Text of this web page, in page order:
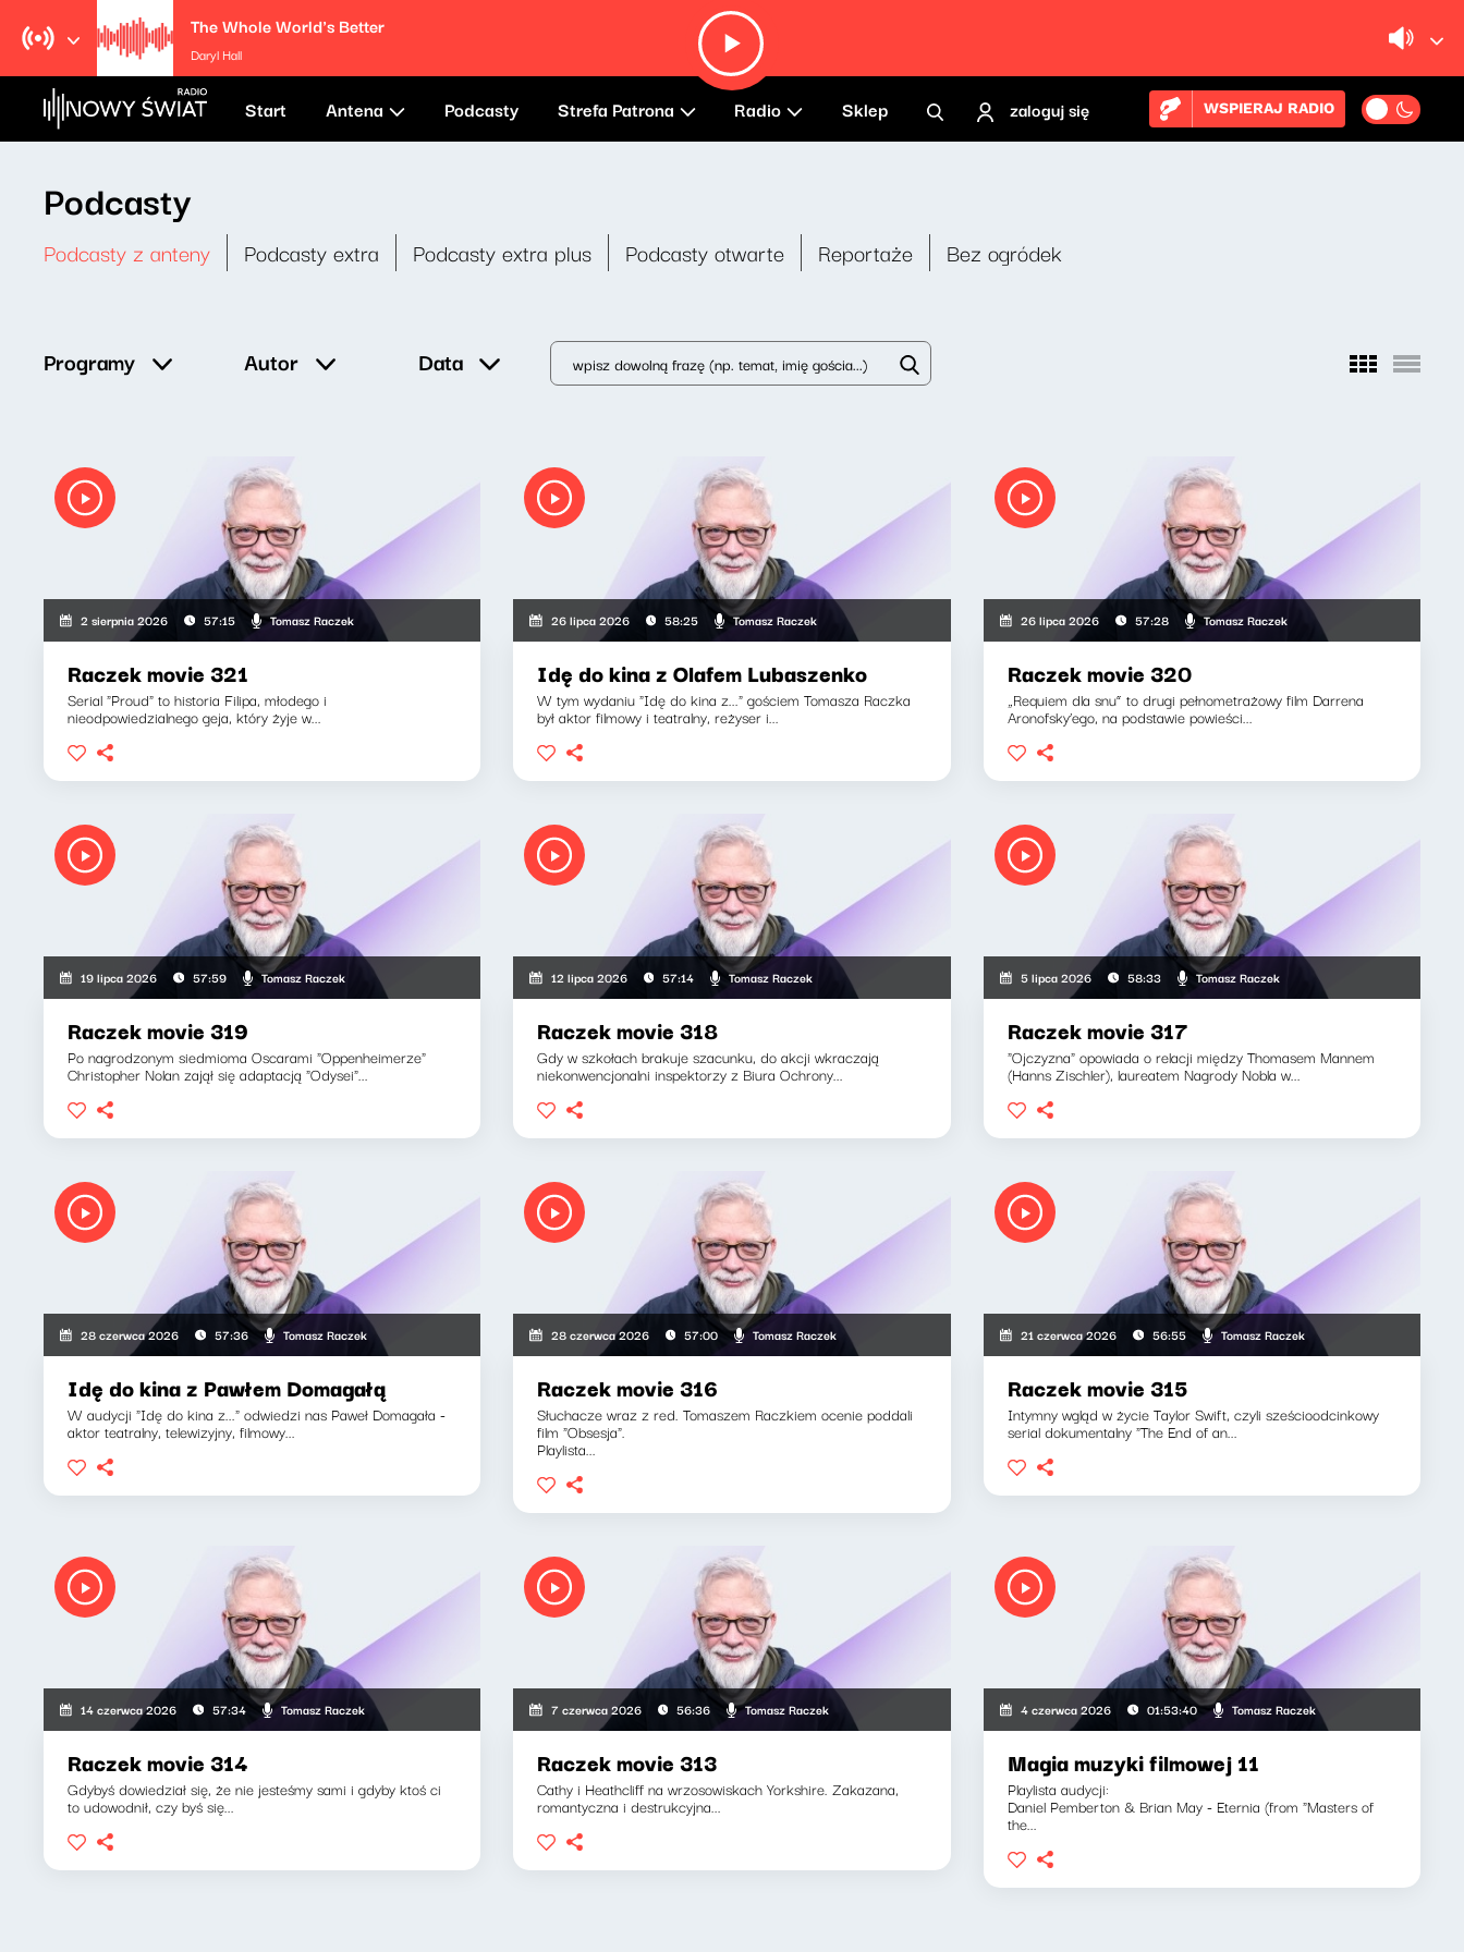
The Whole World's Better
Daryl Hall
Start Antena Podcasty Strefa Patrona Radio Sklep zaloguj się WSPIERAJ RADIO
Podcasty
Podcasty z anteny Podcasty extra Podcasty extra plus Podcasty otwarte Reportaże Bez ogródek
Programy Autor Data
2 sierpnia 2026 57:15 Tomasz Raczek
Raczek movie 321
Serial "Proud" to historia Filipa, młodego i
nieodpowiedzialnego geja, który żyje w...
26 lipca 2026 58:25 Tomasz Raczek
Idę do kina z Olafem Lubaszenko
W tym wydaniu "Idę do kina z..." gościem Tomasza Raczka
był aktor filmowy i teatralny, reżyser i...
26 lipca 2026 57:28 Tomasz Raczek
Raczek movie 320
„Requiem dla snu” to drugi pełnometrażowy film Darrena
Aronofsky’ego, na podstawie powieści...
19 lipca 2026 57:59 Tomasz Raczek
Raczek movie 319
Po nagrodzonym siedmioma Oscarami "Oppenheimerze"
Christopher Nolan zajął się adaptacją "Odysei"...
12 lipca 2026 57:14 Tomasz Raczek
Raczek movie 318
Gdy w szkołach brakuje szacunku, do akcji wkraczają
niekonwencjonalni inspektorzy z Biura Ochrony...
5 lipca 2026 58:33 Tomasz Raczek
Raczek movie 317
"Ojczyzna" opowiada o relacji między Thomasem Mannem
(Hanns Zischler), laureatem Nagrody Nobla w...
28 czerwca 2026 57:36 Tomasz Raczek
Idę do kina z Pawłem Domagałą
W audycji "Idę do kina z..." odwiedzi nas Paweł Domagała -
aktor teatralny, telewizyjny, filmowy...
28 czerwca 2026 57:00 Tomasz Raczek
Raczek movie 316
Słuchacze wraz z red. Tomaszem Raczkiem ocenie poddali
film "Obsesja".
Playlista...
21 czerwca 2026 56:55 Tomasz Raczek
Raczek movie 315
Intymny wgląd w życie Taylor Swift, czyli sześcioodcinkowy
serial dokumentalny "The End of an...
14 czerwca 2026 57:34 Tomasz Raczek
Raczek movie 314
Gdybyś dowiedział się, że nie jesteśmy sami i gdyby ktoś ci
to udowodnił, czy byś się...
7 czerwca 2026 56:36 Tomasz Raczek
Raczek movie 313
Cathy i Heathcliff na wrzosowiskach Yorkshire. Zakazana,
romantyczna i destrukcyjna...
4 czerwca 2026 01:53:40 Tomasz Raczek
Magia muzyki filmowej 11
Playlista audycji:
Daniel Pemberton & Brian May - Eternia (from "Masters of
the...